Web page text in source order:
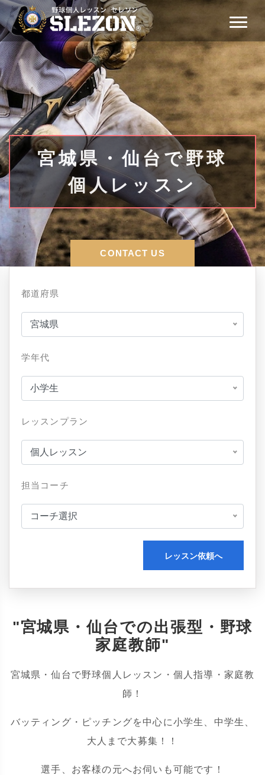
宮城県・仙台で野球
個人レッスン
CONTACT US
都道府県
宮城県
学年代
小学生
レッスンプラン
個人レッスン
担当コーチ
コーチ選択
レッスン依頼へ
"宮城県・仙台での出張型・野球
家庭教師"
宮城県・仙台で野球個人レッスン・個人指導・家庭教
師！
バッティング・ピッチングを中心に小学生、中学生、
大人まで大募集！！
選手、お客様の元へお伺いも可能です！